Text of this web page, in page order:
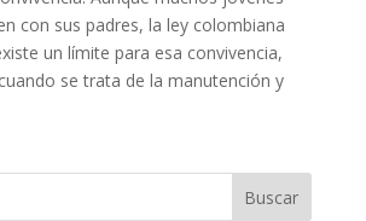
con sus padres, la ley colombiana
un límite para esa convivencia,
se trata de la manutención y
Buscar